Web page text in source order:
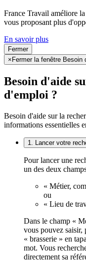
France Travail améliore
vous proposant plus
En savoir plus
Fermer
× Fermer la fenêtre Besoin
Besoin d'aide
d'emploi ?
Besoin d'aide sur la
informations essentielles
1. Lancer votre
Pour lancer une
un des deux
« Métier,
ou
« Lieu de
Dans le champ «
vous pouvez saisir,
« brasserie » en
mot. Vous
directement sa